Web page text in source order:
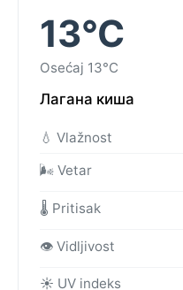
13°C
Osećaj 13°C
Лагана киша
💧 Vlažnost
🌬️ Vetar
🌡️ Pritisak
👁️ Vidljivost
☀️ UV indeks